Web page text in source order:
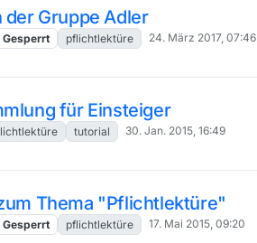
der Gruppe Adler
Gesperrt pflichtlektüre 24. März 2017, 07:46
für Einsteiger
tutorial 30. Jan. 2015, 16:49
Thema "Pflichtlektüre"
Gesperrt pflichtlektüre 17. Mai 2015, 09:20